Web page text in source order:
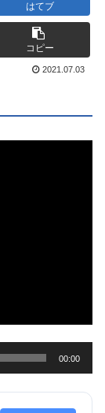
はてブ
コピー
2021.07.03
00:00